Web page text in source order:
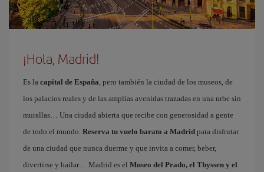
¡Hola, Madrid!
Es la capital de España, pero también la ciudad de los museos, de
los palacios reales y de las amplias avenidas trazadas en una urbe sin
murallas… Una ciudad abierta que recibe con generosidad a gente
de todo el mundo. Reserva tu vuelo barato a Madrid para disfrutar
de una ciudad que nunca duerme y que invita a comer, beber,
divertirse y bailar… Madrid es el Museo del Prado, el Thyssen y el